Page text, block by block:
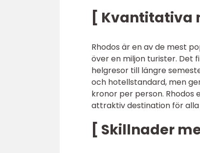
[ Kvantitativa
Rhodos är en av de mest
över en miljon turister. Det
helgresor till längre
och hotellstandard, men
kronor per person.
attraktiv destination för
[ Skillnader